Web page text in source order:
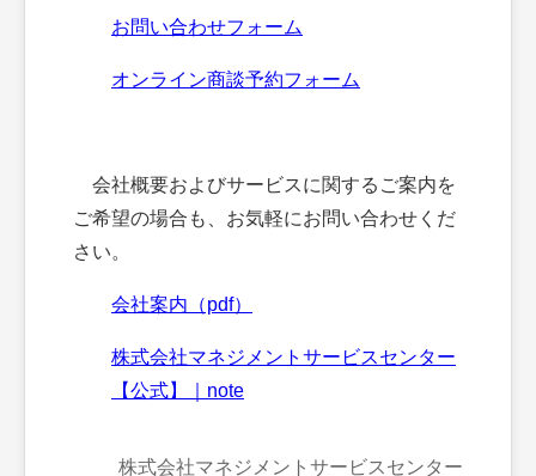
お問い合わせフォーム
オンライン商談予約フォーム
会社概要およびサービスに関するご案内を
ご希望の場合も、お気軽にお問い合わせくだ
さい。
会社案内（pdf）
株式会社マネジメントサービスセンター
【公式】｜note
株式会社マネジメントサービスセンター